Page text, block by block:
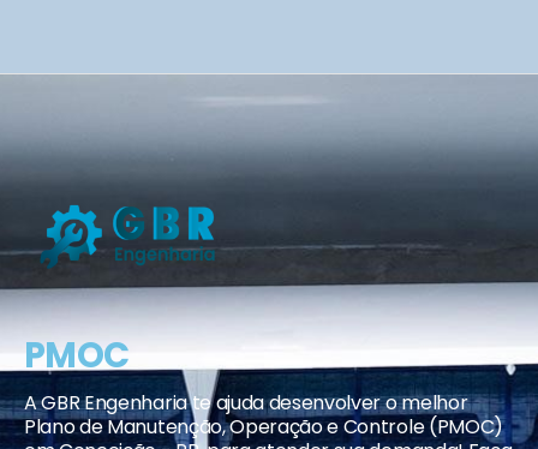
PMOC
A GBR Engenharia te ajuda desenvolver o melhor
Plano de Manutenção, Operação e Controle (PMOC)